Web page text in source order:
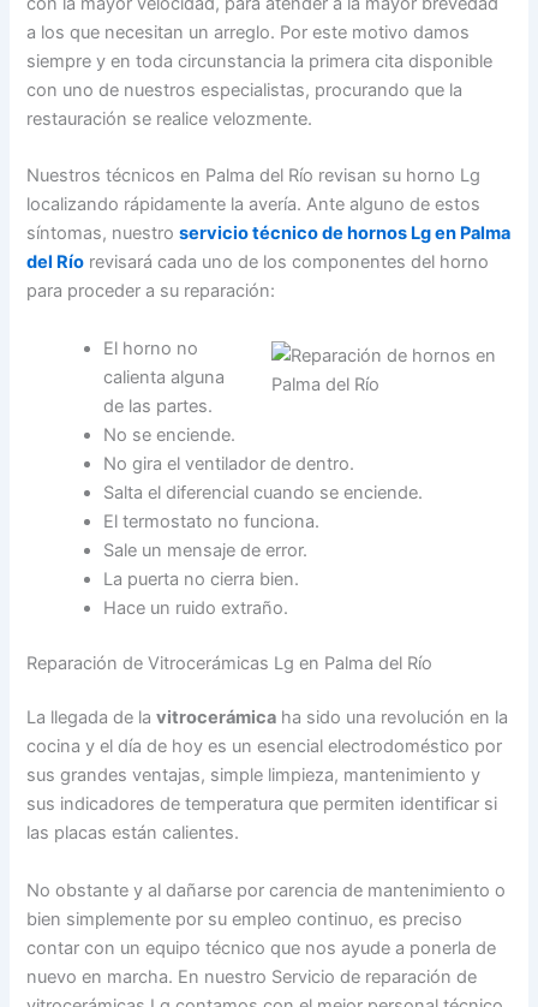
a los que necesitan un arreglo. Por este motivo damos
siempre y en toda circunstancia la primera cita disponible
con uno de nuestros especialistas, procurando que la
restauración se realice velozmente.
Nuestros técnicos en Palma del Río revisan su horno Lg
localizando rápidamente la avería. Ante alguno de estos
síntomas, nuestroservicio técnico de hornos Lg en Palma
del Río revisará cada uno de los componentes del horno
para proceder a su reparación:
El horno no
calienta alguna
de las partes.
No se enciende.
No gira el ventilador de dentro.
Salta el diferencial cuando se enciende.
El termostato no funciona.
Sale un mensaje de error.
La puerta no cierra bien.
Hace un ruido extraño.
Reparación de Vitrocerámicas Lg en Palma del Río
La llegada de lavitrocerámica ha sido una revolución en la
cocina y el día de hoy es un esencial electrodoméstico por
sus grandes ventajas, simple limpieza, mantenimiento y
sus indicadores de temperatura que permiten identificar si
las placas están calientes.
No obstante y al dañarse por carencia de mantenimiento o
bien simplemente por su empleo continuo, es preciso
contar con un equipo técnico que nos ayude a ponerla de
nuevo en marcha. En nuestro Servicio de reparación de